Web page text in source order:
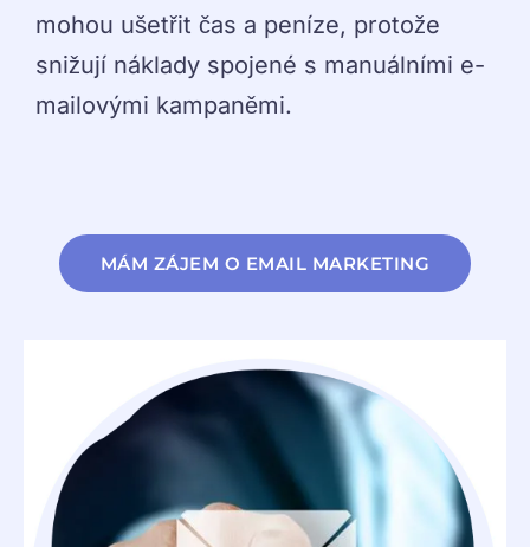
mohou ušetřit čas a peníze, protože
snižují náklady spojené s manuálními e-
mailovými kampaněmi.
MÁM ZÁJEM O EMAIL MARKETING